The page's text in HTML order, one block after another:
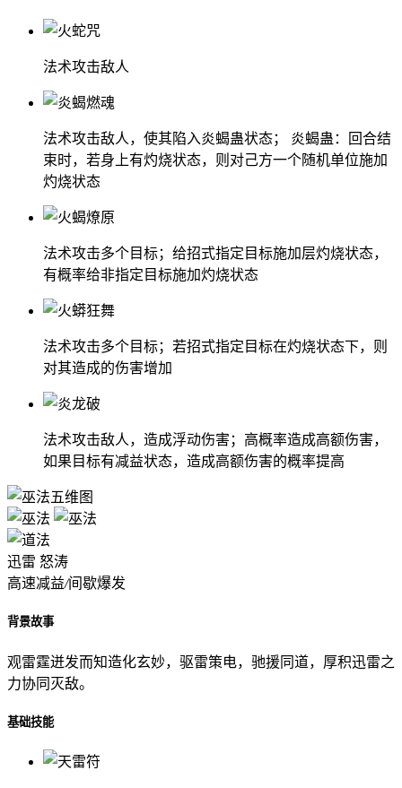
法术攻击敌人
法术攻击敌人，使其陷入炎蝎蛊状态； 炎蝎蛊：回合结
束时，若身上有灼烧状态，则对己方一个随机单位施加
灼烧状态
法术攻击多个目标；给招式指定目标施加层灼烧状态，
有概率给非指定目标施加灼烧状态
法术攻击多个目标；若招式指定目标在灼烧状态下，则
对其造成的伤害增加
法术攻击敌人，造成浮动伤害；高概率造成高额伤害，
如果目标有减益状态，造成高额伤害的概率提高
迅雷 怒涛
高速减益/间歇爆发
背景故事
观雷霆迸发而知造化玄妙，驱雷策电，驰援同道，厚积迅雷之
力协同灭敌。
基础技能